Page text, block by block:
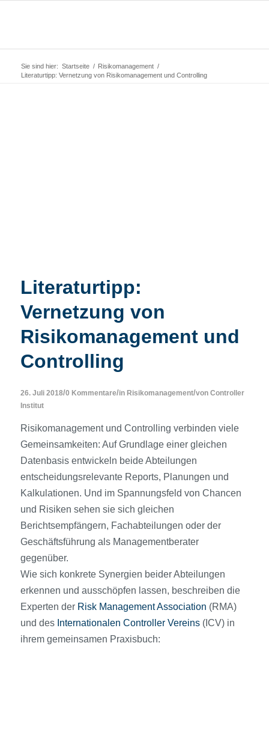
Sie sind hier: Startseite / Risikomanagement /
Literaturtipp: Vernetzung von Risikomanagement und Controlling
Literaturtipp:
Vernetzung von
Risikomanagement und
Controlling
26. Juli 2018/0 Kommentare/in Risikomanagement/von Controller
Institut
Risikomanagement und Controlling verbinden viele
Gemeinsamkeiten: Auf Grundlage einer gleichen
Datenbasis entwickeln beide Abteilungen
entscheidungsrelevante Reports, Planungen und
Kalkulationen. Und im Spannungsfeld von Chancen
und Risiken sehen sie sich gleichen
Berichtsempfängern, Fachabteilungen oder der
Geschäftsführung als Managementberater
gegenüber.
Wie sich konkrete Synergien beider Abteilungen
erkennen und ausschöpfen lassen, beschreiben die
Experten der Risk Management Association (RMA)
und des Internationalen Controller Vereins(ICV) in
ihrem gemeinsamen Praxisbuch: